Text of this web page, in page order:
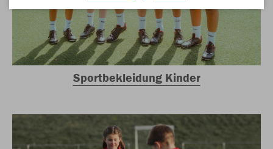
Sportbekleidung Kinder